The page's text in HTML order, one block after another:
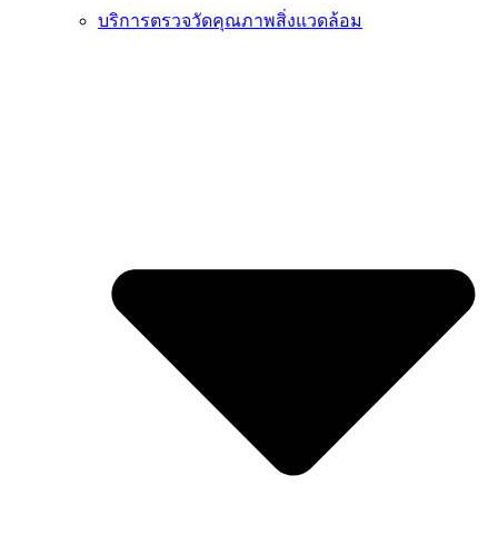
บริการตรวจวัดคุณภาพสิ่งแวดล้อม